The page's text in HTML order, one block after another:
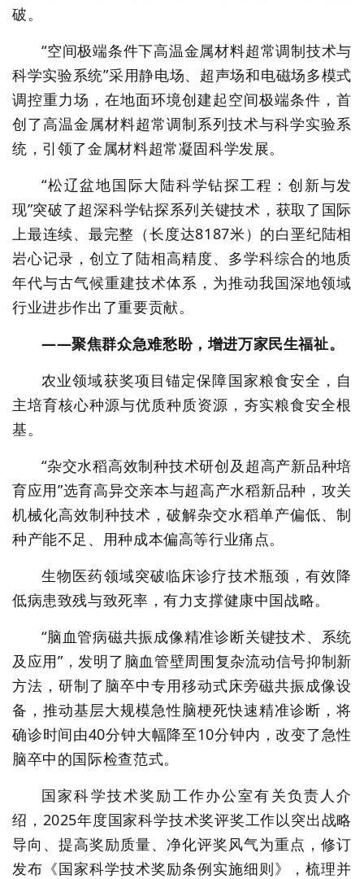
破。
“空间极端条件下高温金属材料超常调制技术与
科学实验系统”采用静电场、超声场和电磁场多模式
调控重力场，在地面环境创建起空间极端条件，首
创了高温金属材料超常调制系列技术与科学实验系
统，引领了金属材料超常凝固科学发展。
“松辽盆地国际大陆科学钻探工程：创新与发
现”突破了超深科学钻探系列关键技术，获取了国际
上最连续、最完整（长度达8187米）的白垩纪陆相
岩心记录，创立了陆相高精度、多学科综合的地质
年代与古气候重建技术体系，为推动我国深地领域
行业进步作出了重要贡献。
——聚焦群众急难愁盼，增进万家民生福祉。
农业领域获奖项目锚定保障国家粮食安全，自
主培育核心种源与优质种质资源，夯实粮食安全根
基。
“杂交水稻高效制种技术研创及超高产新品种培
育应用”选育高异交亲本与超高产水稻新品种，攻关
机械化高效制种技术，破解杂交水稻单产偏低、制
种产能不足、用种成本偏高等行业痛点。
生物医药领域突破临床诊疗技术瓶颈，有效降
低病患致残与致死率，有力支撑健康中国战略。
“脑血管病磁共振成像精准诊断关键技术、系统
及应用”，发明了脑血管壁周围复杂流动信号抑制新
方法，研制了脑卒中专用移动式床旁磁共振成像设
备，推动基层大规模急性脑梗死快速精准诊断，将
确诊时间由40分钟大幅降至10分钟内，改变了急性
脑卒中的国际检查范式。
国家科学技术奖励工作办公室有关负责人介
绍，2025年度国家科学技术奖评奖工作以突出战略
导向、提高奖励质量、净化评奖风气为重点，修订
发布《国家科学技术奖励条例实施细则》，梳理并